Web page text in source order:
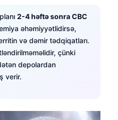
2-4 həftə sonra CBC
əhəmiyyətlidirsə,
və dəmir tədqiqatları.
çünki
depolardan
verir.